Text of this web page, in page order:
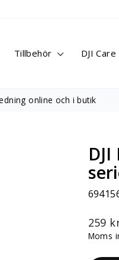
Tillbehör DJI Care
online och i butik
pris
259
Moms